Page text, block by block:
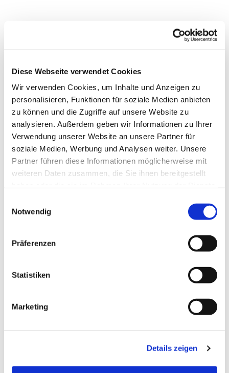
Diese Webseite verwendet Cookies
Wir verwenden Cookies, um Inhalte und Anzeigen zu
personalisieren, Funktionen für soziale Medien anbieten
zu können und die Zugriffe auf unsere Website zu
analysieren. Außerdem geben wir Informationen zu Ihrer
Verwendung unserer Website an unsere Partner für
soziale Medien, Werbung und Analysen weiter. Unsere
Partner führen diese Informationen möglicherweise mit
weiteren Daten zusammen, die Sie ihnen bereitgestellt
Notwendig
Präferenzen
Statistiken
Marketing
Details zeigen
Dies könnte Sie auch
interessieren